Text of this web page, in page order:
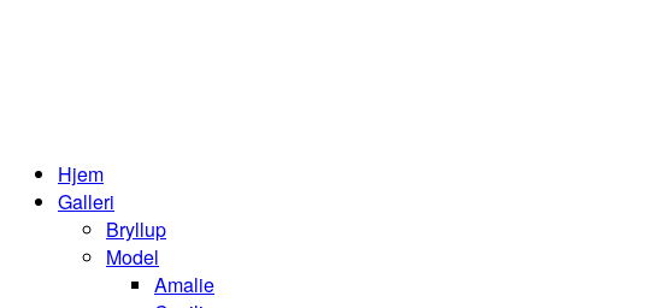
Hjem
Galleri
Bryllup
Model
Amalie